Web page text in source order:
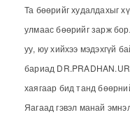
Та бөөрийг худалдахыг
улмаас бөөрийг зарж
уу, юу хийхээ мэдэхгүй
бариад
хаягаар бид танд
Яагаад гэвэл манай